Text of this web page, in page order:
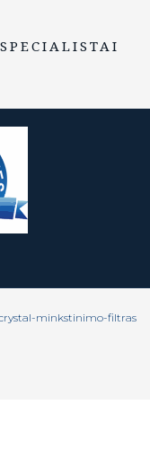
minkstinimo-filtras